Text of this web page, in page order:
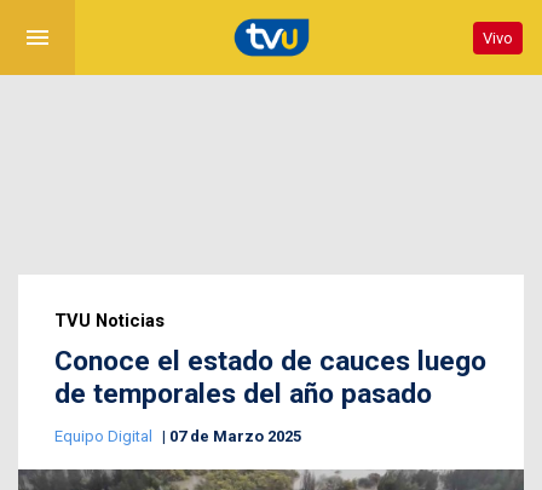
menu Vivo
TVU Noticias
Conoce el estado de cauces luego
de temporales del año pasado
Equipo Digital 07 de Marzo 2025